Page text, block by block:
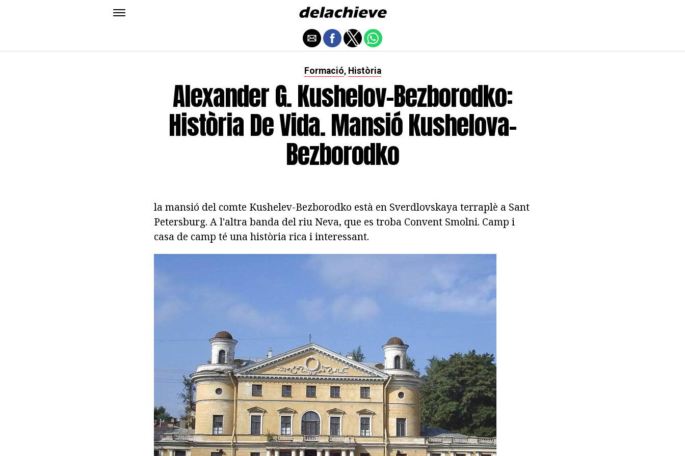
Formació, Història
Alexander G. Kushelov-Bezborodko:
Història De Vida. Mansió Kushelova-
Bezborodko
la mansió del comte Kushelev-Bezborodko està en Sverdlovskaya terraplè a Sant
Petersburg. A l'altra banda del riu Neva, que es troba Convent Smolni. Camp i
casa de camp té una història rica i interessant.